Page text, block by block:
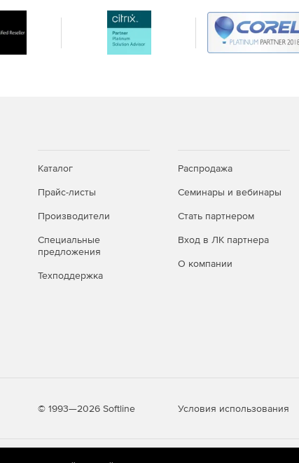
Каталог
Прайс-листы
Производители
Специальные
предложения
Техподдержка
Распродажа
Семинары и вебинары
Стать партнером
Вход в ЛК партнера
О компании
© 1993—2026 Softline Условия использования